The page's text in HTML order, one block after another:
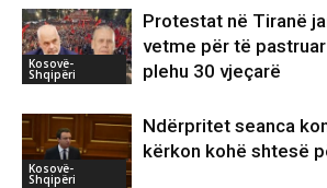
Kosovë-
Shqipëri
Protestat në Tiranë
vetme për të
plehu 30 vjeçarë
Kosovë-
Shqipëri
Ndërpritet seanca
kërkon kohë shtesë